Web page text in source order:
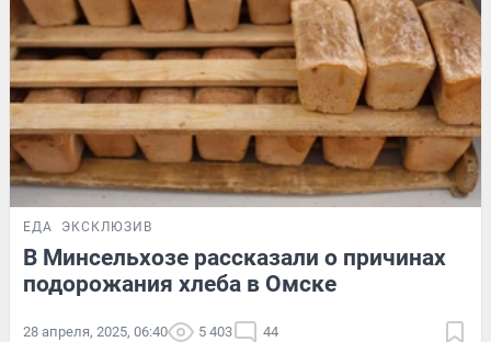
ЕДА ЭКСКЛЮЗИВ
В Минсельхозе рассказали о причинах
подорожания хлеба в Омске
28 апреля, 2025, 06:40 5 403 44